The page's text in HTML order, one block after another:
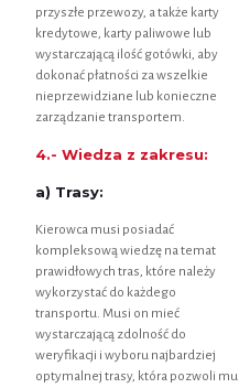
przyszłe przewozy, a także karty
kredytowe, karty paliwowe lub
wystarczającą ilość gotówki, aby
dokonać płatności za wszelkie
nieprzewidziane lub konieczne
zarządzanie transportem.
4.- Wiedza z zakresu:
a) Trasy:
Kierowca musi posiadać
kompleksową wiedzę na temat
prawidłowych tras, które należy
wykorzystać do każdego
transportu. Musi on mieć
wystarczającą zdolność do
weryfikacji i wyboru najbardziej
optymalnej trasy, która pozwoli mu